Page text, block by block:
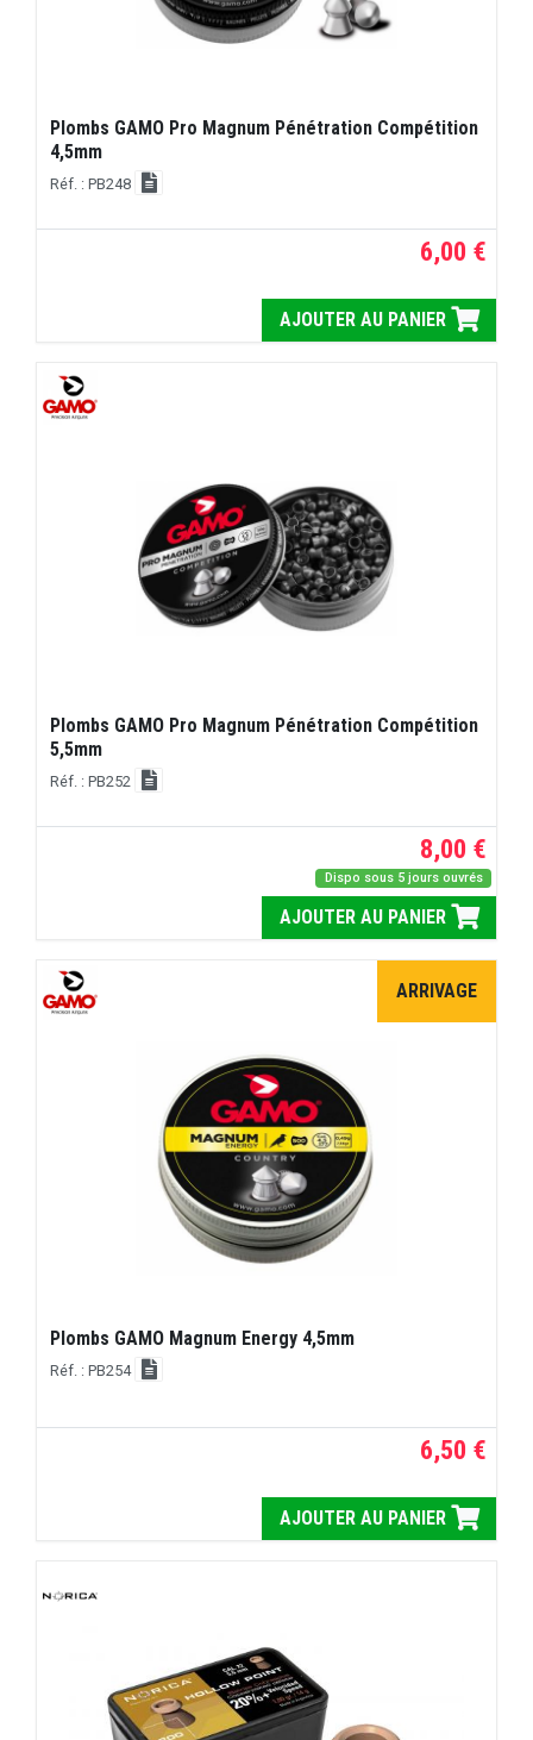
Plombs GAMO Pro Magnum Pénétration Compétition
4,5mm
Réf. : PB248
6,00 €
AJOUTER AU PANIER
Plombs GAMO Pro Magnum Pénétration Compétition
5,5mm
Réf. : PB252
8,00 €
Dispo sous 5 jours ouvrés
AJOUTER AU PANIER
ARRIVAGE
Plombs GAMO Magnum Energy 4,5mm
Réf. : PB254
6,50 €
AJOUTER AU PANIER